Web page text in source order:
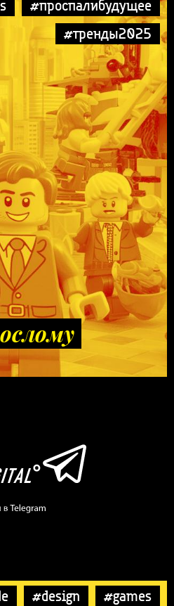
#проспалибудущее
#тренды2025
#design #games